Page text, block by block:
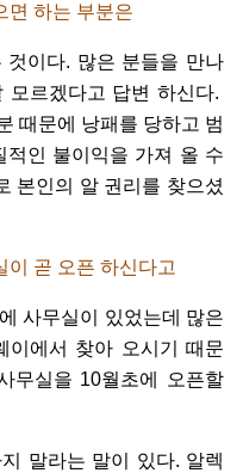
면 하는 부분은
것이다. 많은 분들을 만나
모르겠다고 답변 하신다.
때문에 낭패를 당하고 범
적인 불이익을 가져 올 수
본인의 알 권리를 찾으셨
곧 오픈 하신다고
사무실이 있었는데 많은
이에서 찾아 오시기
때문
무실을 10월초에
오픈할
말라는 말이 있다. 알렉